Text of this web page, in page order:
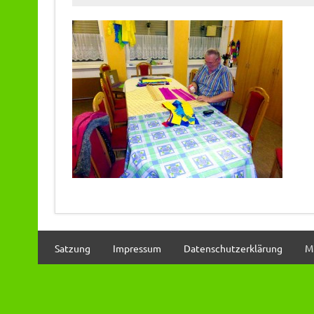
Satzung Impressum Datenschutzerklärung